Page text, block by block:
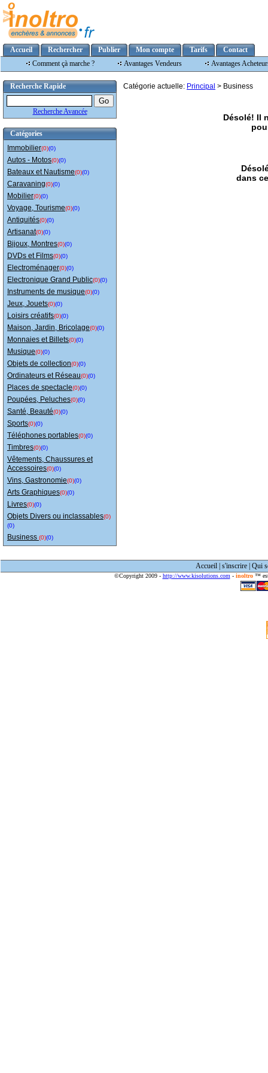
Accueil Rechercher Publier Mon compte Tarifs
Contact
Comment çà marche ?
Avantages Vendeurs Avantages
Recherche Rapide
Recherche Avancée
Catégories
Immobilier(0)(0)
Autos - Motos(0)(0)
Bateaux et Nautisme(0)(0)
Caravaning(0)(0)
Mobilier(0)(0)
Voyage, Tourisme(0)(0)
Antiquités(0)(0)
Artisanat(0)(0)
Bijoux, Montres(0)(0)
DVDs et Films(0)(0)
Electroménager(0)(0)
Electronique Grand Public(0)(0)
Instruments de musique(0)(0)
Jeux, Jouets(0)(0)
Loisirs créatifs(0)(0)
Maison, Jardin, Bricolage(0)(0)
Monnaies et Billets(0)(0)
Musique(0)(0)
Objets de collection(0)(0)
Ordinateurs et Réseau(0)(0)
Places de spectacle(0)(0)
Poupées, Peluches(0)(0)
Santé, Beauté(0)(0)
Sports(0)(0)
Téléphones portables(0)(0)
Timbres(0)(0)
Vêtements, Chaussures et
Accessoires(0)(0)
Vins, Gastronomie(0)(0)
Arts Graphiques(0)(0)
Livres(0)(0)
Objets Divers ou inclassables(0)
(0)
Business (0)(0)
Catégorie actuelle: Principal > Business
Désolé! Il
dans
Accueil s'inscrire Qui
©Copyright 2009 - http://www.kisolutions.com - inoltro™ est